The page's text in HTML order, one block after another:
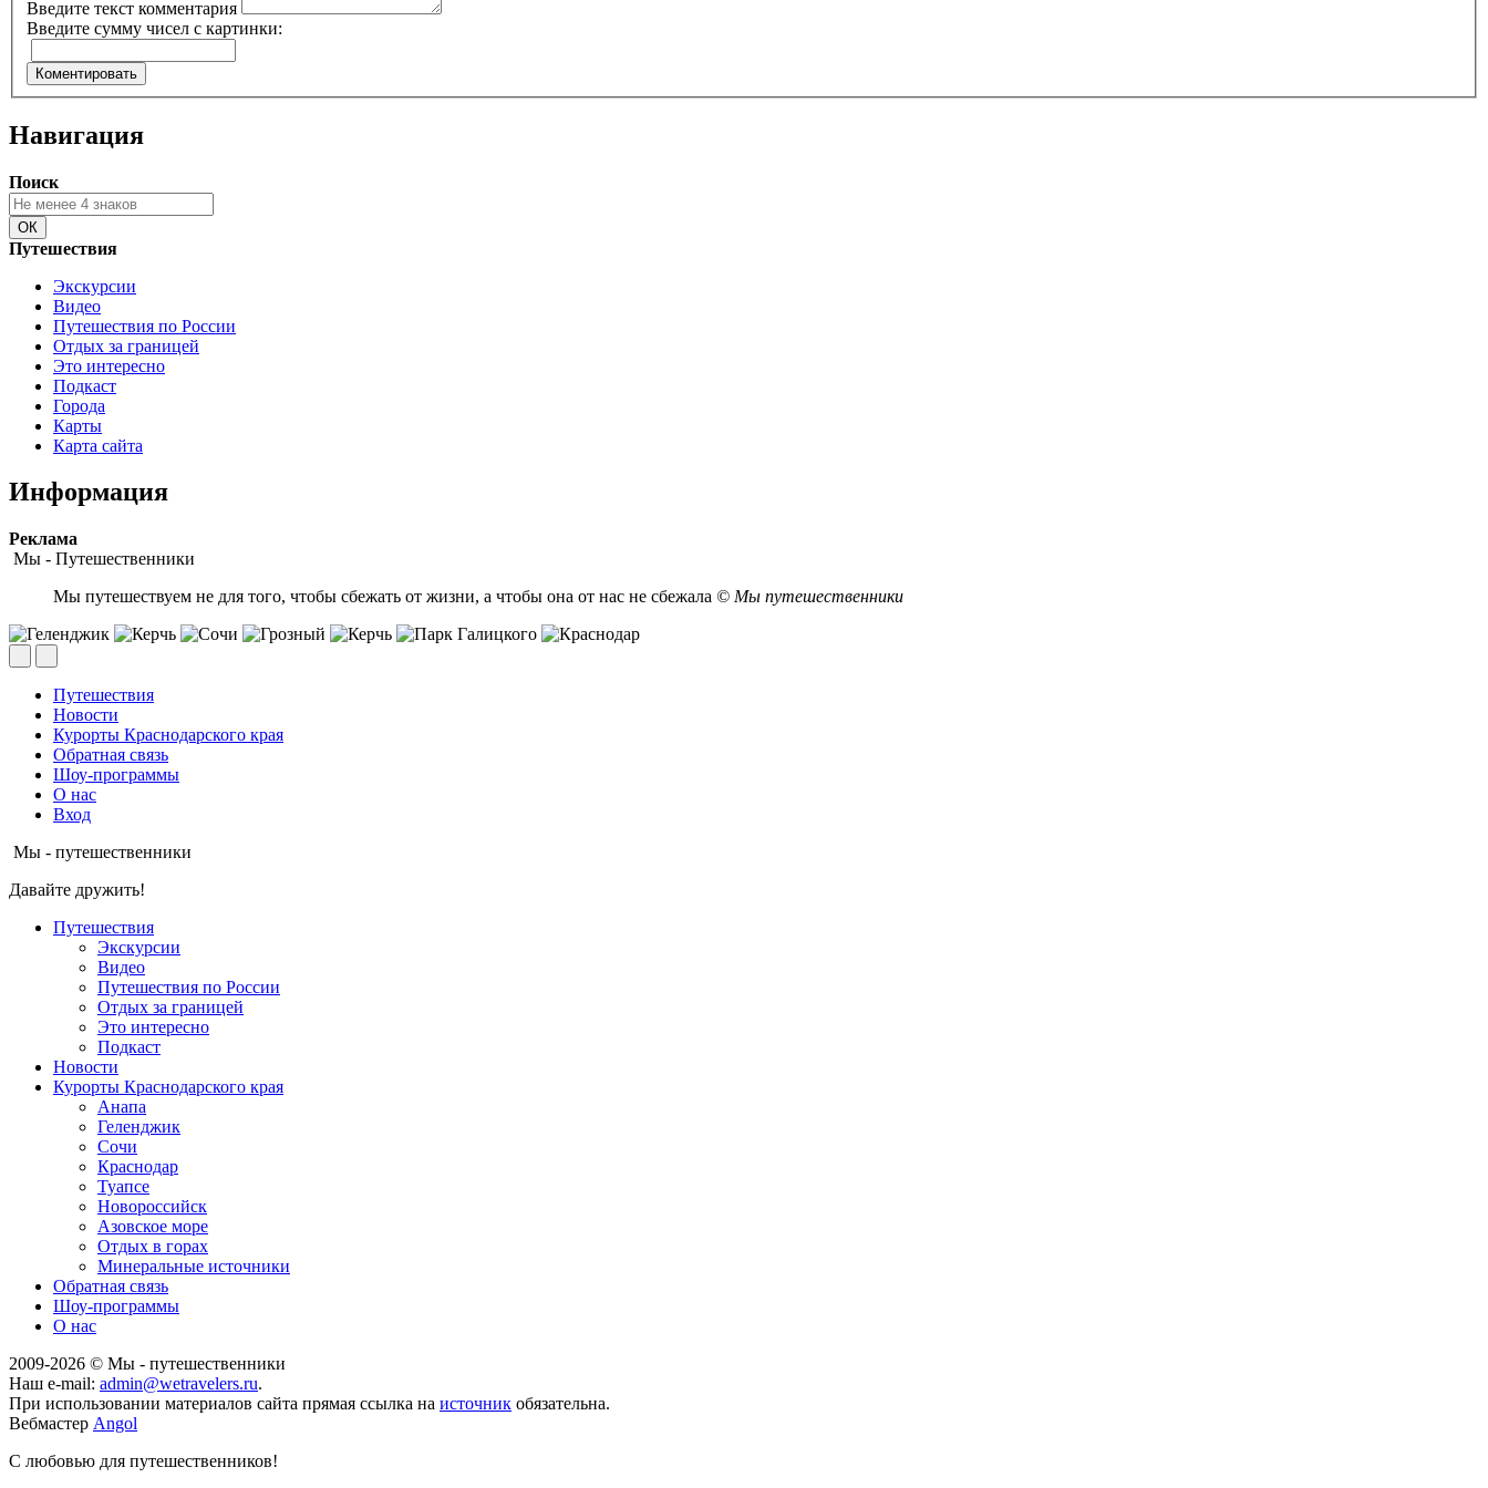
Введите текст комментария
Введите сумму чисел с картинки:
Навигация
Поиск
Путешествия
Экскурсии
Видео
Путешествия по России
Отдых за границей
Это интересно
Подкаст
Города
Карты
Карта сайта
Информация
Peклaмa
Мы - Путешественники
Мы путешествуем не для того, чтобы сбежать от жизни, а чтобы она от нас не сбежала © Мы путешественники
Путешествия
Новости
Курорты Краснодарского края
Обратная связь
Шоу-программы
О нас
Вход
Мы - путешественники
Давайте дружить!
Путешествия
Экскурсии
Видео
Путешествия по России
Отдых за границей
Это интересно
Подкаст
Новости
Курорты Краснодарского края
Анапа
Геленджик
Сочи
Краснодар
Туапсе
Новороссийск
Азовское море
Отдых в горах
Минеральные источники
Обратная связь
Шоу-программы
О нас
2009-2026 © Мы - путешественники
Наш e-mail: admin@wetravelers.ru.
При использовании материалов сайта прямая ссылка на источник обязательна.
Вебмастер Angol
С любовью для путешественников!